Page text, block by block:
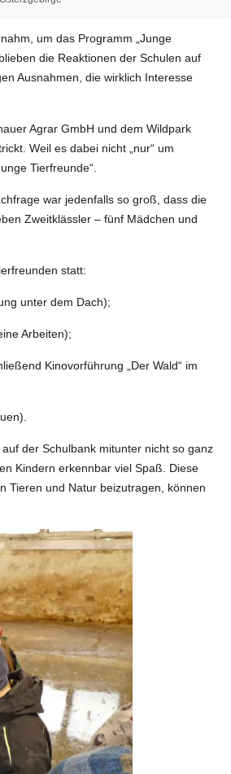
um das Programm „Junge
die Reaktionen der Schulen auf
Ausnahmen, die wirklich Interesse
Agrar GmbH und dem Wildpark
Weil es dabei nicht „nur“ um
Tierfreunde“.
war jedenfalls so groß, dass die
Zweitklässler – fünf Mädchen und
statt:
unter dem Dach);
Arbeiten);
Kinovorführung „Der Wald“ im
der Schulbank mitunter nicht so ganz
Kindern erkennbar viel Spaß. Diese
Tieren und Natur beizutragen, können